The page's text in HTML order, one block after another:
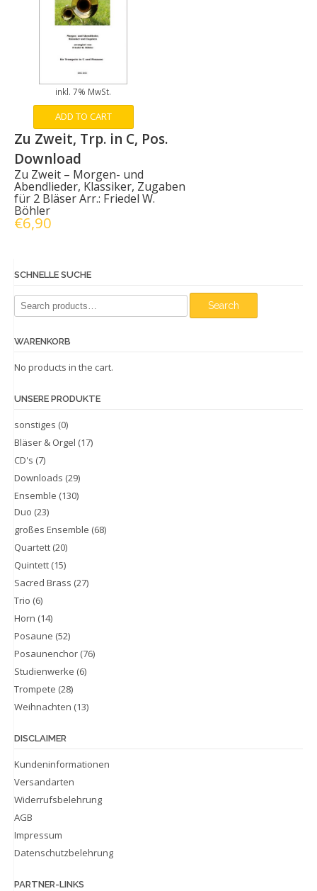
inkl. 7% MwSt.
ADD TO CART
Zu Zweit, Trp. in C, Pos.
Download
Zu Zweit – Morgen- und
Abendlieder, Klassiker, Zugaben
für 2 Bläser Arr.: Friedel W.
Böhler
€6,90
SCHNELLE SUCHE
Search
for:
Search
WARENKORB
No products in the cart.
UNSERE PRODUKTE
sonstiges (0)
Bläser & Orgel (17)
CD's (7)
Downloads (29)
Ensemble (130)
Duo (23)
großes Ensemble (68)
Quartett (20)
Quintett (15)
Sacred Brass (27)
Trio (6)
Horn (14)
Posaune (52)
Posaunenchor (76)
Studienwerke (6)
Trompete (28)
Weihnachten (13)
DISCLAIMER
Kundeninformationen
Versandarten
Widerrufsbelehrung
AGB
Impressum
Datenschutzbelehrung
PARTNER-LINKS